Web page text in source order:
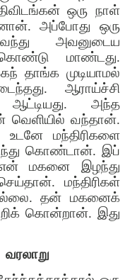
ஒரு நாள்
அப்போது ஒரு
அவனுடைய
மாண்டது.
தாங்க முடியாமல்
ஆராய்ச்சி
அந்த
வந்தான்.
மந்திரிகளை
கொண்டான். இப்
மகனை இழந்து
மந்திரிகள்
தன் மகனைக்
கொன்றான். இது
வரலாறு